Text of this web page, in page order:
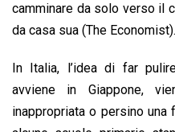
camminare da solo verso il
da casa sua (The Economist).
In Italia, l’idea di far
avviene in Giappone,
inappropriata o persino una